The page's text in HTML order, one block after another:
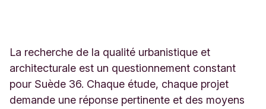
e
5
6
B
La recherche de la qualité urbanistique et
architecturale est un questionnement constant
pour Suède 36. Chaque étude, chaque projet
demande une réponse pertinente et des moyens